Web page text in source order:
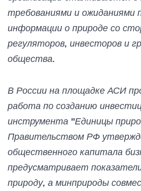
требованиями и ожиданиями
информации о природе со
регуляторов, инвесторов и
общества.
В России на площадке АСИ
работа по созданию
инструмента "Единицы
Правительством РФ
общественного капитала
предусматривает
природу, а минприроды